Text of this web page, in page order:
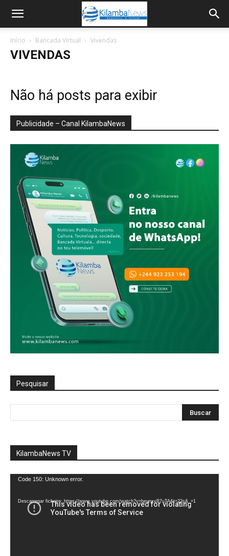
Início Bancada Virtual Vivendas
VIVENDAS
Não há posts para exibir
Publicidade – Canal KilambaNews
Pesquisar
KilambaNews TV
Reprodutor
vídeo
Code 150: Unknown error.
Descarregar ficheiro: https://www.youtube.com/watch?v=heunxxB7uTA&t=22s&_=1